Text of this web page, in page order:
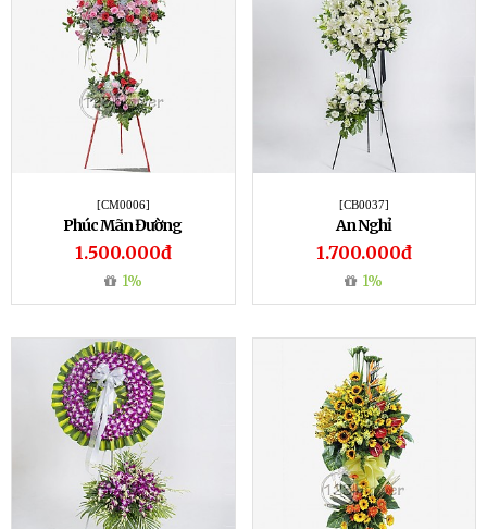
[CM0006]
Phúc Mãn Đường
1.500.000đ
1%
[CB0037]
An Nghỉ
1.700.000đ
1%